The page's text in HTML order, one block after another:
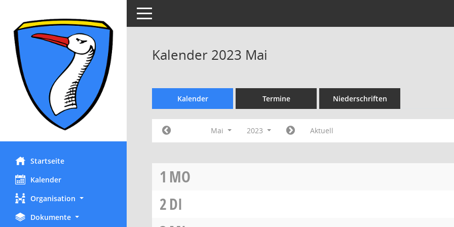
Startseite
Kalender
Organisation
Dokumente
Toggle navigation
Kalender 2023 Mai
Kalender Termine Niederschriften
Mai 2023 Aktuell
1 MO
2DI